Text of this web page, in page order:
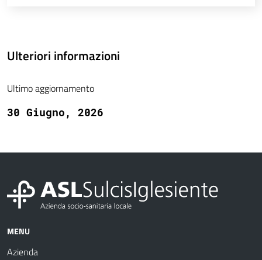
Ulteriori informazioni
Ultimo aggiornamento
30 Giugno, 2026
MENU
Azienda